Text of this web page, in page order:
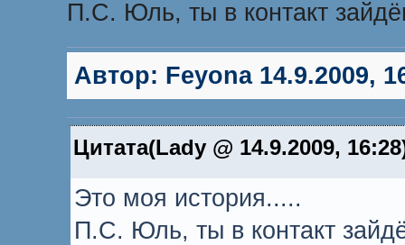
П.С. Юль, ты в контакт
Автор: Feyona14.9.2009,
Цитата(Lady @ 14.9.2009,
Это моя история.....
П.С. Юль, ты в контакт